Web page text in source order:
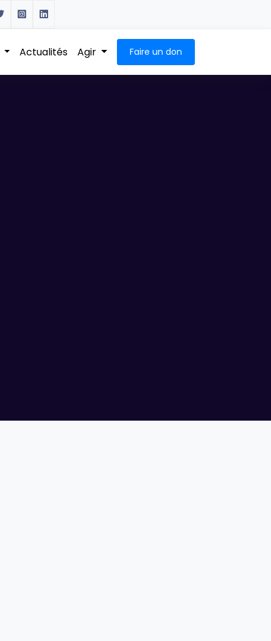
Actualités Agir Faire un don